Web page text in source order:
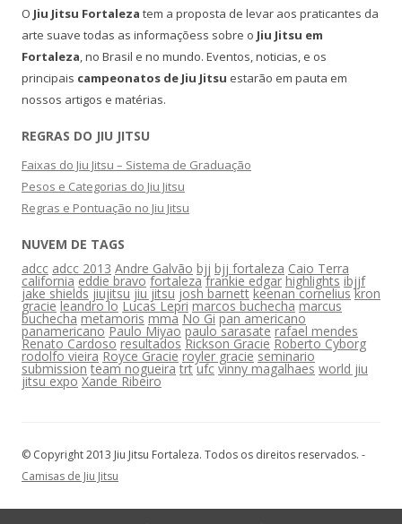
O Jiu Jitsu Fortaleza tem a proposta de levar aos praticantes da
arte suave todas as informaçõess sobre o Jiu Jitsu em
Fortaleza, no Brasil e no mundo. Eventos, noticias, e os
principais campeonatos de Jiu Jitsu estarão em pauta em
nossos artigos e matérias.
REGRAS DO JIU JITSU
Faixas do Jiu Jitsu – Sistema de Graduação
Pesos e Categorias do Jiu Jitsu
Regras e Pontuação no Jiu Jitsu
NUVEM DE TAGS
adcc adcc 2013 Andre Galvão bjj bjj fortaleza Caio Terra
california eddie bravo fortaleza frankie edgar highlights ibjjf
jake shields jiujitsu jiu jitsu josh barnett keenan cornelius kron
gracie leandro lo Lucas Lepri marcos buchecha marcus
buchecha metamoris mma No Gi pan americano
panamericano Paulo Miyao paulo sarasate rafael mendes
Renato Cardoso resultados Rickson Gracie Roberto Cyborg
rodolfo vieira Royce Gracie royler gracie seminario
submission team nogueira trt ufc vinny magalhaes world jiu
jitsu expo Xande Ribeiro
© Copyright 2013 Jiu Jitsu Fortaleza. Todos os direitos reservados. -
Camisas de Jiu Jitsu